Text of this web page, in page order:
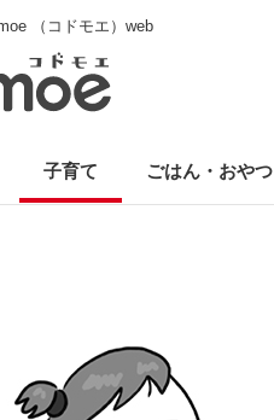
（コドモエ）web
子育て ごはん・おやつ